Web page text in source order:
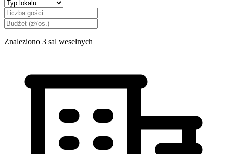
Znaleziono 3 sal weselnych